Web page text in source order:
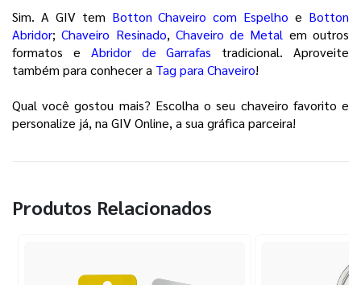
Sim. A GIV tem Botton Chaveiro com Espelho e Botton
Abridor;Chaveiro Resinado, Chaveiro de Metal em outros
formatos e Abridor de Garrafas tradicional. Aproveite
também para conhecer a Tag para Chaveiro!
Qual você gostou mais? Escolha o seu chaveiro favorito e
personalize já, na GIV Online, a sua gráfica parceira!
Produtos Relacionados